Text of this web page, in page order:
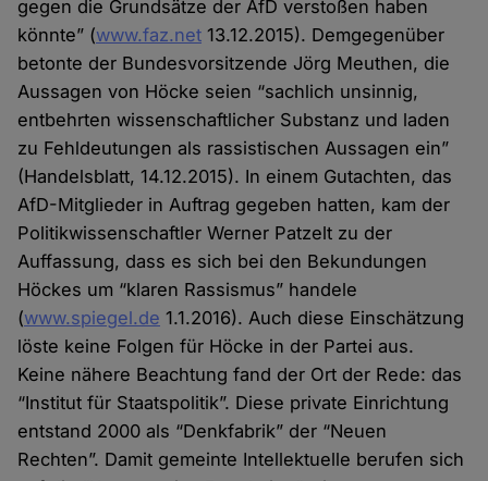
gegen die Grundsätze der AfD verstoßen haben
könnte” (www.faz.net 13.12.2015). Demgegenüber
betonte der Bundesvorsitzende Jörg Meuthen, die
Aussagen von Höcke seien “sachlich unsinnig,
entbehrten wissenschaftlicher Substanz und laden
zu Fehldeutungen als rassistischen Aussagen ein”
(Handelsblatt, 14.12.2015). In einem Gutachten, das
AfD-Mitglieder in Auftrag gegeben hatten, kam der
Politikwissenschaftler Werner Patzelt zu der
Auffassung, dass es sich bei den Bekundungen
Höckes um “klaren Rassismus” handele
(www.spiegel.de 1.1.2016). Auch diese Einschätzung
löste keine Folgen für Höcke in der Partei aus.
Keine nähere Beachtung fand der Ort der Rede: das
“Institut für Staatspolitik”. Diese private Einrichtung
entstand 2000 als “Denkfabrik” der “Neuen
Rechten”. Damit gemeinte Intellektuelle berufen sich